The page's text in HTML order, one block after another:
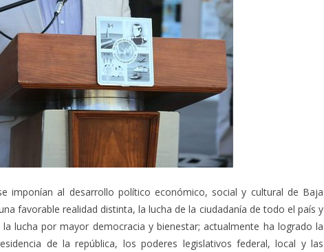
imponían al desarrollo político económico, social y cultural de Baja
favorable realidad distinta, la lucha de la ciudadanía de todo el país y
lucha por mayor democracia y bienestar; actualmente ha logrado la
de la república, los poderes legislativos federal, local y las